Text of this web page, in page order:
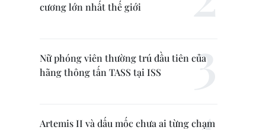
cương lớn nhất thế giới
Nữ phóng viên thường trú đầu tiên của
hãng thông tấn TASS tại ISS
Artemis II và dấu mốc chưa ai từng chạm